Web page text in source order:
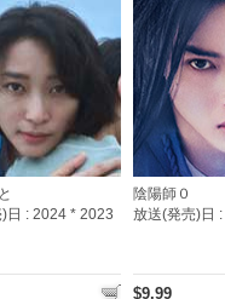
日 : 2024 * 2023
陰陽師０
放送(発売)日 :
$9.99